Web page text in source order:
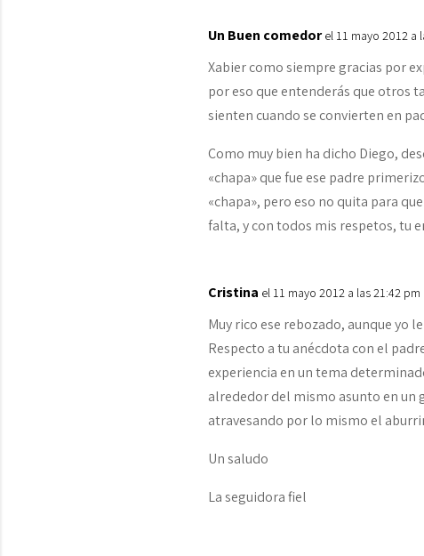
Un Buen comedorel 11 mayo 2012 a
Xabier como siempre gracias por
por eso que entenderás que otros
sienten cuando se convierten en
Como muy bien ha dicho Diego,
«chapa» que fue ese padre
«chapa», pero eso no quita para
falta, y con todos mis respetos, tu
Cristina el 11 mayo 2012 a las 21:42 pm
Muy rico ese rebozado, aunque yo
Respecto a tu anécdota con el
experiencia en un tema
alrededor del mismo asunto en un
atravesando por lo mismo el
Un saludo
La seguidora fiel